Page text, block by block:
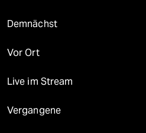
Demnächst
Vor Ort
Live im Stream
Vergangene